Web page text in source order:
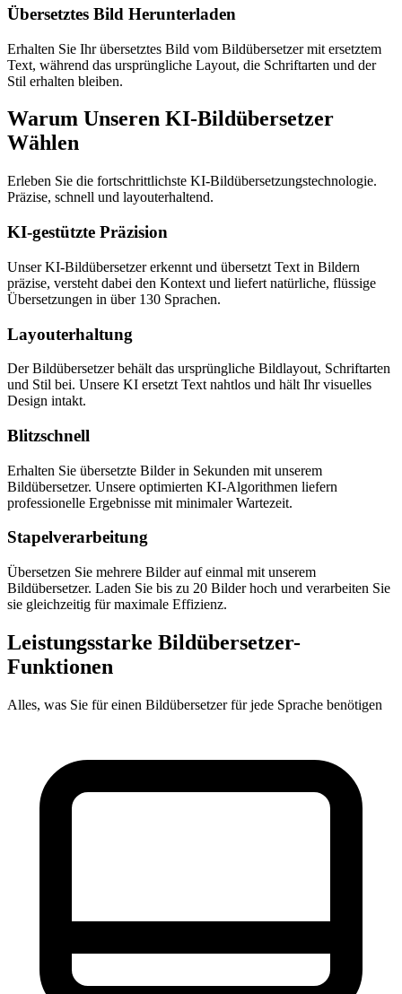
Übersetztes Bild Herunterladen
Erhalten Sie Ihr übersetztes Bild vom Bildübersetzer mit ersetztem
Text, während das ursprüngliche Layout, die Schriftarten und der
Stil erhalten bleiben.
Warum Unseren KI-Bildübersetzer
Wählen
Erleben Sie die fortschrittlichste KI-Bildübersetzungstechnologie.
Präzise, schnell und layouterhaltend.
KI-gestützte Präzision
Unser KI-Bildübersetzer erkennt und übersetzt Text in Bildern
präzise, versteht dabei den Kontext und liefert natürliche, flüssige
Übersetzungen in über 130 Sprachen.
Layouterhaltung
Der Bildübersetzer behält das ursprüngliche Bildlayout, Schriftarten
und Stil bei. Unsere KI ersetzt Text nahtlos und hält Ihr visuelles
Design intakt.
Blitzschnell
Erhalten Sie übersetzte Bilder in Sekunden mit unserem
Bildübersetzer. Unsere optimierten KI-Algorithmen liefern
professionelle Ergebnisse mit minimaler Wartezeit.
Stapelverarbeitung
Übersetzen Sie mehrere Bilder auf einmal mit unserem
Bildübersetzer. Laden Sie bis zu 20 Bilder hoch und verarbeiten Sie
sie gleichzeitig für maximale Effizienz.
Leistungsstarke Bildübersetzer-
Funktionen
Alles, was Sie für einen Bildübersetzer für jede Sprache benötigen